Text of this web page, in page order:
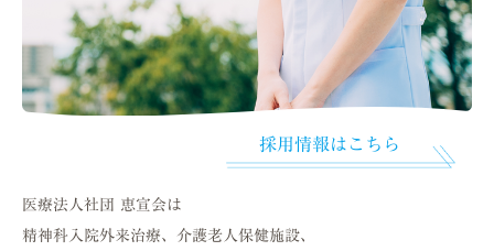
採用情報はこちらから
採用情報はこちら
医療法人社団 恵宣会は
精神科入院外来治療、介護老人保健施設、